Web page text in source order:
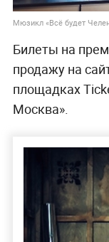
Мюзикл «Всё будет
Билеты на
продажу на
площадках
Москва».